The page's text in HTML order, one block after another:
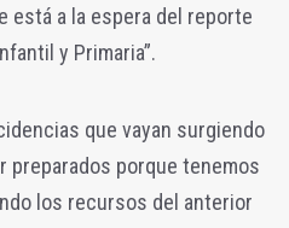
está a la espera del reporte
y Primaria”.
que vayan surgiendo
preparados porque tenemos
los recursos del anterior